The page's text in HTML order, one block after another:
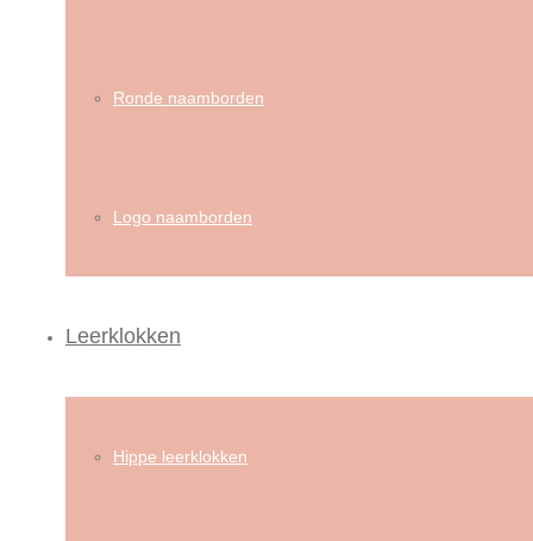
Ronde naamborden
Logo naamborden
Leerklokken
Hippe leerklokken